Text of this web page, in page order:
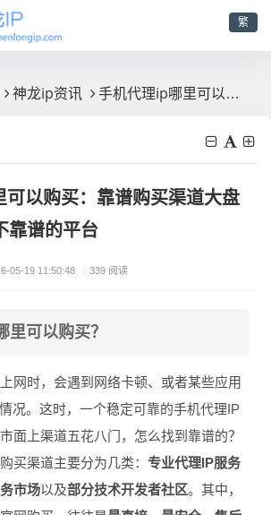
繁
神龙ip资讯 手机代理ip哪里可以购买：靠谱购买渠道大盘点，避开那些不靠谱的平台
可以购买：靠谱购买渠道大盘
靠谱的平台
05-19 11:50:48 / 339 阅读
里可以购买？
网时，会遇到网络卡顿、或者某些应用
况。这时，一个稳定可靠的手机代理IP
面上渠道五花八门，怎么找到靠谱的？
买渠道主要分为几类： 专业代理IP服务
市场以及部分技术开发者社区。其中，